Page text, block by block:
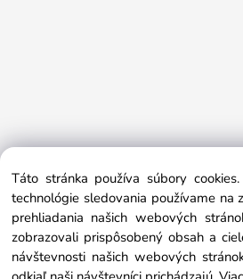
Táto stránka používa súbory
technológie sledovania používame na
prehliadania našich webových
zobrazovali prispôsobený obsah a
návštevnosti našich webových